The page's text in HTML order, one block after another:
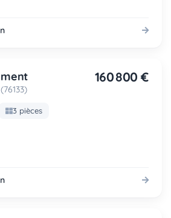
160 800 €
3 pièces